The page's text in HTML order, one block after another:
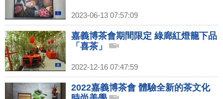
2023-06-13 07:57:09
嘉義博茶會期間限定 綠廊紅燈籠下品
「喜茶」
2022-12-16 07:47:59
2022嘉義博茶會 體驗全新的茶文化